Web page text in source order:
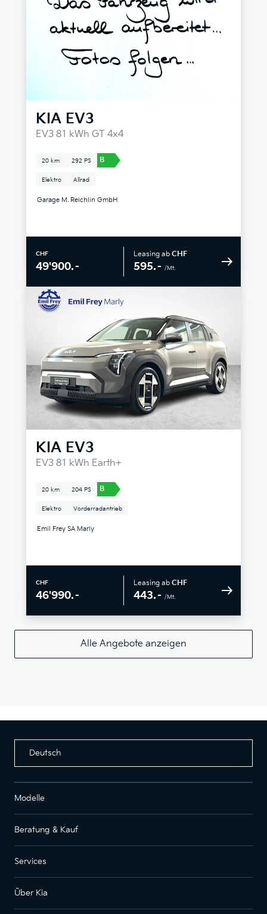
KIA EV3
EV3 81 kWh GT 4x4
20 km 292 PS B
Elektro Allrad
Garage M. Reichlin GmbH
CHF
49'900.–
Leasing ab CHF
595.– /Mt.
KIA EV3
EV3 81 kWh Earth+
20 km 204 PS B
Elektro Vorderradantrieb
Emil Frey SA Marly
CHF
46'990.–
Leasing ab CHF
443.– /Mt.
Alle Angebote anzeigen
Deutsch
Modelle
Beratung & Kauf
Services
Über Kia